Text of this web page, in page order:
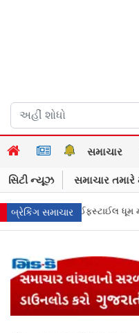
સમાચાર
સિટી ન્યૂઝ સમાચાર તમારે
બ્રેકિંગ સમાચાર
મીડિયામાં માર્ક